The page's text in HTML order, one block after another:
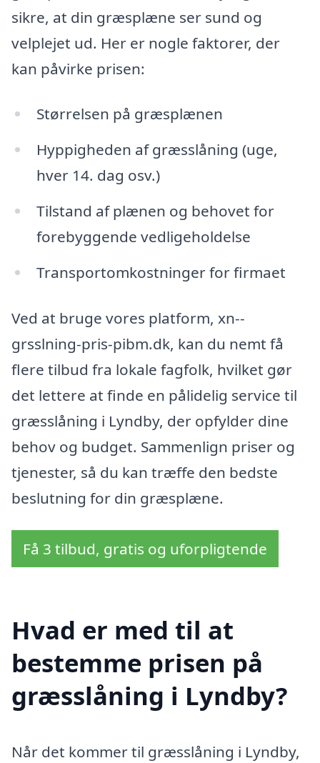
sikre, at din græsplæne ser sund og
velplejet ud. Her er nogle faktorer, der
kan påvirke prisen:
Størrelsen på græsplænen
Hyppigheden af græsslåning (uge,
hver 14. dag osv.)
Tilstand af plænen og behovet for
forebyggende vedligeholdelse
Transportomkostninger for firmaet
Ved at bruge vores platform, xn--
grsslning-pris-pibm.dk, kan du nemt få
flere tilbud fra lokale fagfolk, hvilket gør
det lettere at finde en pålidelig service til
græsslåning i Lyndby, der opfylder dine
behov og budget. Sammenlign priser og
tjenester, så du kan træffe den bedste
beslutning for din græsplæne.
Få 3 tilbud, gratis og uforpligtende
Hvad er med til at
bestemme prisen på
græsslåning i Lyndby?
Når det kommer til græsslåning i Lyndby,